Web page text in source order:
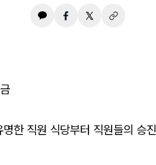
한 직원 식당부터 직원들의 승